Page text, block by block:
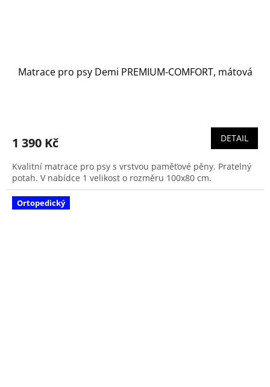
Matrace pro psy Demi PREMIUM-COMFORT, mátová
1 390 Kč DETAIL
Kvalitní matrace pro psy s vrstvou paměťové pěny. Pratelný
potah. V nabídce 1 velikost o rozměru 100x80 cm.
Ortopedický